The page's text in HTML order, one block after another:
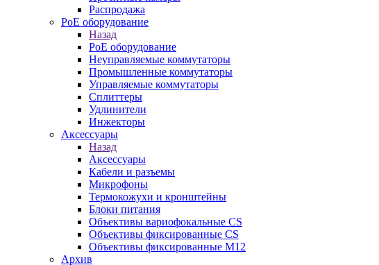
Распродажа
PoE оборудование
Назад
PoE оборудование
Неуправляемые коммутаторы
Промышленные коммутаторы
Управляемые коммутаторы
Сплиттеры
Удлинители
Инжекторы
Аксессуары
Назад
Аксессуары
Кабели и разъемы
Микрофоны
Термокожухи и кронштейны
Блоки питания
Объективы вариофокальные CS
Объективы фиксированные CS
Объективы фиксированные М12
Архив